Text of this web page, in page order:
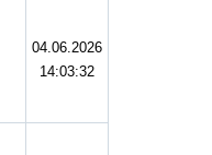
04.06.2026
14:03:32